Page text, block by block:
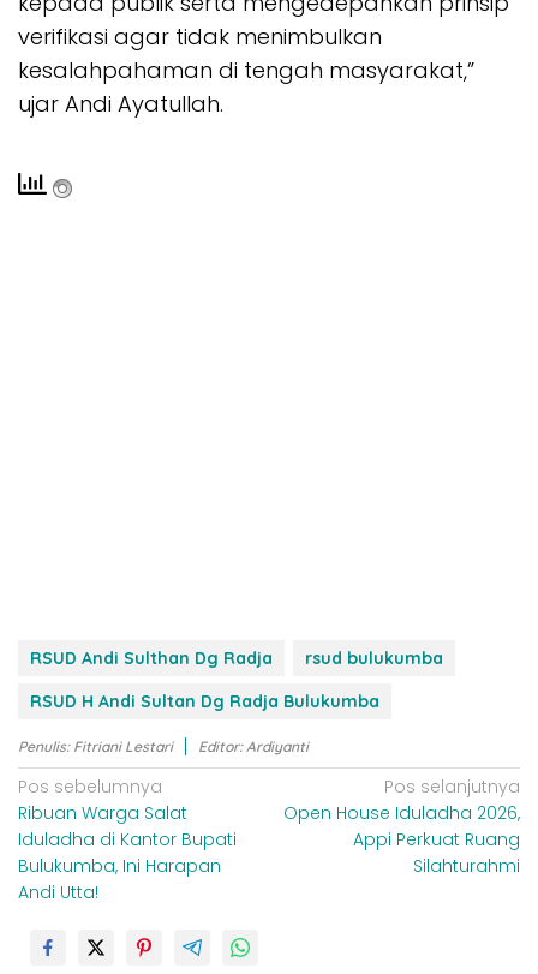
verifikasi agar tidak menimbulkan
kesalahpahaman di tengah masyarakat,”
ujar Andi Ayatullah.
RSUD Andi Sulthan Dg Radja
rsud bulukumba
RSUD H Andi Sultan Dg Radja Bulukumba
Penulis: Fitriani Lestari Editor: Ardiyanti
N
a
v
i
Pos sebelumnya
Ribuan Warga Salat
Iduladha di Kantor Bupati
Bulukumba, Ini Harapan
Andi Utta!
Pos selanjutnya
Open House Iduladha 2026,
Appi Perkuat Ruang
Silahturahmi